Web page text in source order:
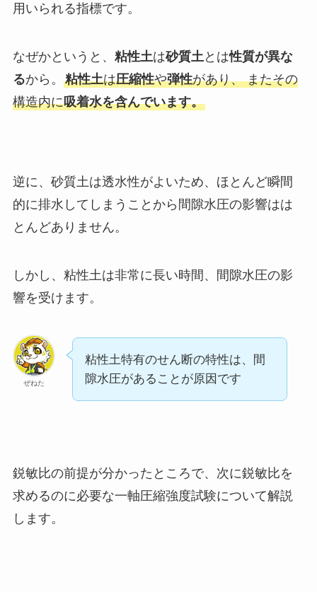
用いられる指標です。
なぜかというと、 粘性土は砂質土 とは性質が異な
るから。 粘性土は圧縮性や弾性があり、 またその
構造内に吸着水を含んでいます。
逆に、砂質土は透水性がよいため、ほとんど瞬間
的に排水してしまうことから間隙水圧の影響はは
とんどありません。
しかし、粘性土は非常に長い時間、間隙水圧の影
響を受けます。
ぜねた
粘性土特有のせん断の特性は、間
隙水圧があることが原因です
鋭敏比の前提が分かったところで、次に鋭敏比を
求めるのに必要な一軸圧縮強度試験について解説
します。